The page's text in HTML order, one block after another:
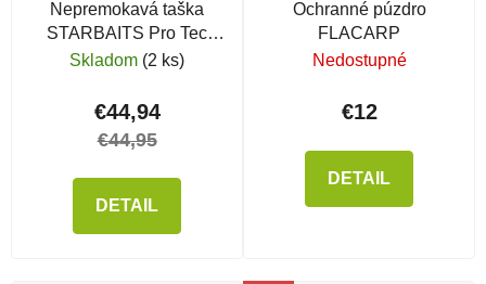
Nepremokavá taška
STARBAITS Pro Tec
EVA Bag XLarge
Skladom (2 ks)
€44,94
€44,95
DETAIL
Ochranné púzdro
FLACARP
Nedostupné
€12
DETAIL